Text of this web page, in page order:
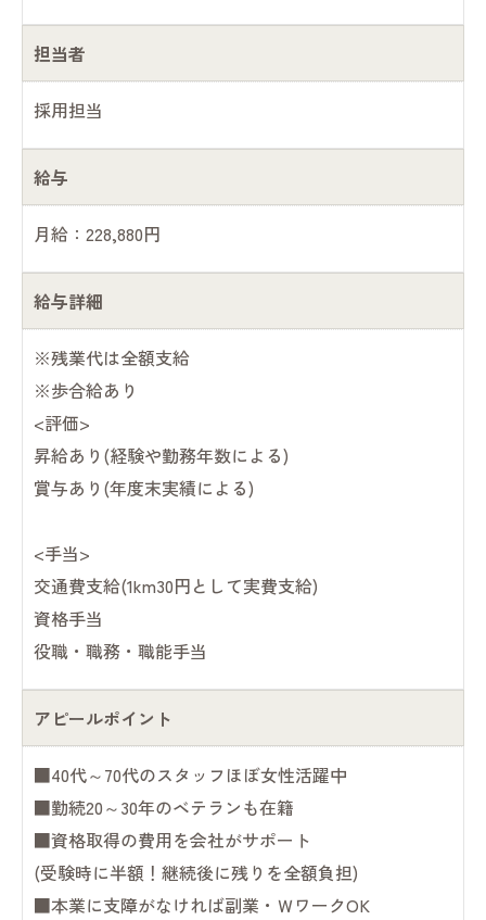
担当者
採用担当
給与
月給：228,880円
給与詳細
※残業代は全額支給
※歩合給あり
<評価>
昇給あり(経験や勤務年数による)
賞与あり(年度末実績による)
<手当>
交通費支給(1km30円として実費支給)
資格手当
役職・職務・職能手当
アピールポイント
■40代～70代のスタッフほぼ女性活躍中
■勤続20～30年のベテランも在籍
■資格取得の費用を会社がサポート
(受験時に半額！継続後に残りを全額負担)
■本業に支障がなければ副業・ＷワークOK